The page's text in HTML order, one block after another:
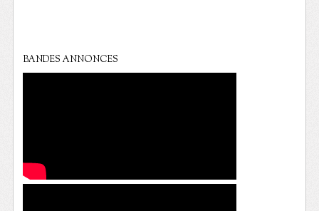
BANDES ANNONCES